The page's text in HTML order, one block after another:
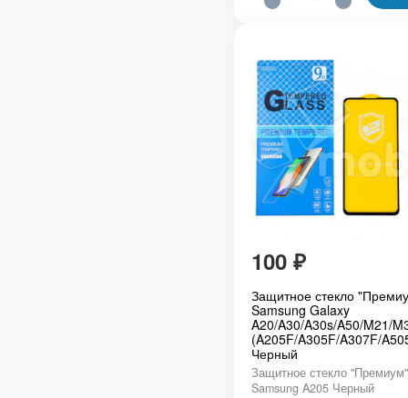
100 ₽
Защитное стекло
Samsung Galaxy
A20/A30/A30s/A50/M21/
(A205F/A305F/A307F/
Черный
Защитное стекло
Samsung A205 Черный